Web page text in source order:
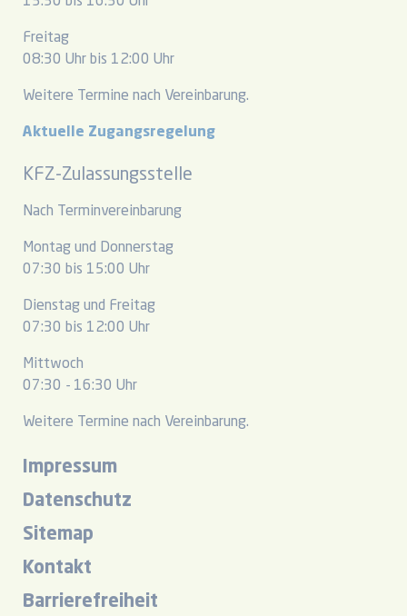
Freitag
08:30 Uhr bis 12:00 Uhr
Weitere Termine nach Vereinbarung.
Aktuelle Zugangsregelung
KFZ-Zulassungsstelle
Nach Terminvereinbarung
Montag und Donnerstag
07:30 bis 15:00 Uhr
Dienstag und Freitag
07:30 bis 12:00 Uhr
Mittwoch
07:30 - 16:30 Uhr
Weitere Termine nach Vereinbarung.
Impressum
Datenschutz
Sitemap
Kontakt
Barrierefreiheit